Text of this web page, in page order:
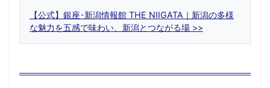
【公式】銀座･新潟情報館 THE NIIGATA｜新潟の多様
な魅力を五感で味わい、新潟とつながる場